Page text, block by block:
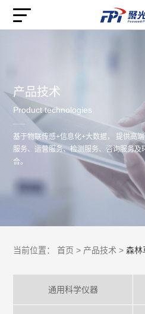
产品技术
Product technologies
基于物联传感+信息化+大数据， 提供高
服务、运营服务、检测服务、咨询服务及
合。
当前位置： 首页 > 产品技术 > 森林
通用科学仪器